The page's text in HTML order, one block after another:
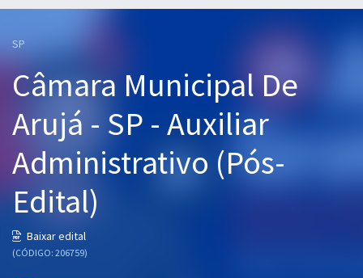
Cursos 20% OFF
Pós
Graduação
OAB
SP
Câmara Municipal De
Arujá - SP - Auxiliar
Administrativo (Pós-
Edital)
Baixar edital
(CÓDIGO: 206759)